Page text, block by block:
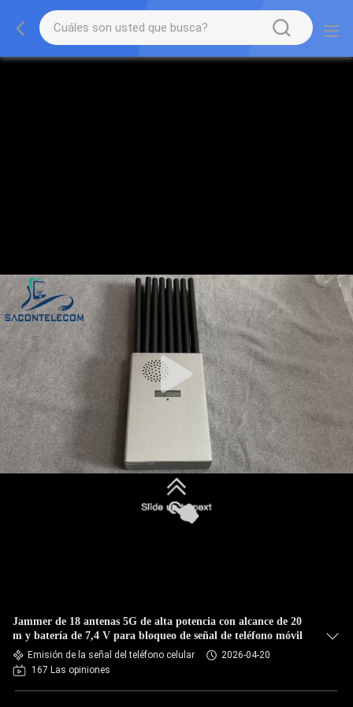
Jammer de 18 antenas 5G de alta potencia con alcance de 20
m y batería de 7,4 V para bloqueo de señal de teléfono móvil
Emisión de la señal del teléfono celular
2026-04-20
167 Las opiniones